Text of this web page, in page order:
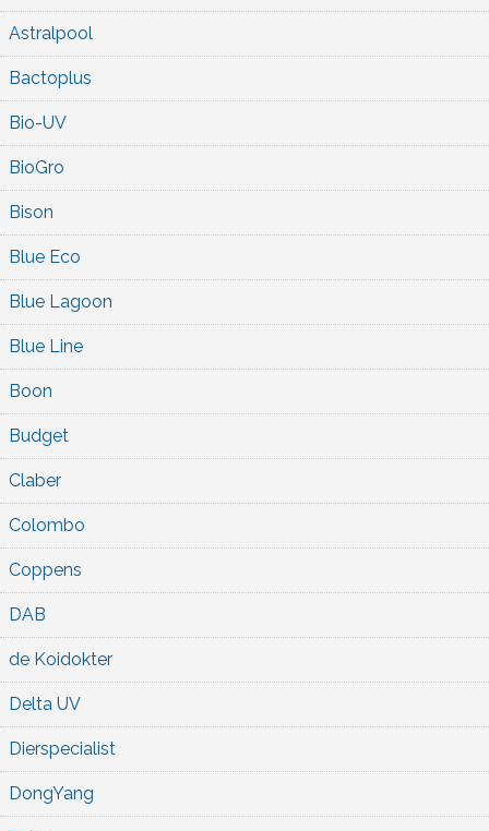
Astralpool
Bactoplus
Bio-UV
BioGro
Bison
Blue Eco
Blue Lagoon
Blue Line
Boon
Budget
Claber
Colombo
Coppens
DAB
de Koidokter
Delta UV
Dierspecialist
DongYang